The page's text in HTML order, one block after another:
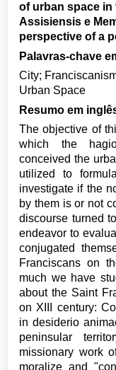
of urban space in
Assisiensis e
perspective of a
Palavras-chave
City;
Urban Space
Resumo em
The objective of
which the
conceived the
utilized to
investigate if the
by them is or not
discourse turned
endeavor to
conjugated
Franciscans on
much we have
about the Saint
on XIII century:
in desiderio
peninsular
missionary work
moralize and